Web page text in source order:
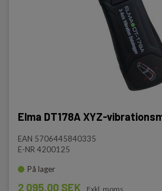
Elma DT178A XYZ-
EAN 5706445840335
E-NR 4200125
På lager
2 095,00 SEK Exkl. moms